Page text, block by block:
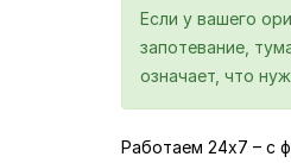
Если у вашего
запотевание,
означает, что
Работаем 24х7 – с